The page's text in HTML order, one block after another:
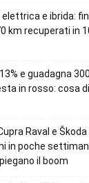
elettrica e ibrida:
km recuperati in
e guadagna 300
in rosso: cosa
Raval e Škoda
in poche
il boom